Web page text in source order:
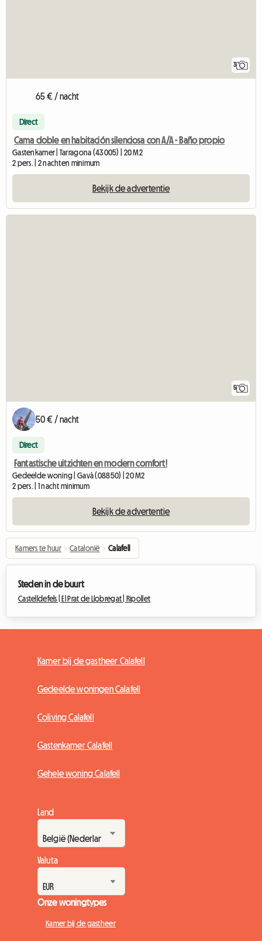
3
65 € / nacht
Direct
Cama doble en habitación silenciosa con A/A - Baño propio
Gastenkamer | Tarragona (43005) | 20 M2
2 pers. | 2 nachten minimum
Bekijk de advertentie
5
50 € / nacht
Direct
Fantastische uitzichten en modern comfort!
Gedeelde woning | Gavà (08850) | 20 M2
2 pers. | 1 nacht minimum
Bekijk de advertentie
Kamers te huur › Catalonië › Calafell
Steden in de buurt
Castelldefels |El Prat de Llobregat | Ripollet
Kamer bij de gastheer Calafell
Gedeelde woningen Calafell
Coliving Calafell
Gastenkamer Calafell
Gehele woning Calafell
Land
Valuta
Onze woningtypes
Kamer bij de gastheer